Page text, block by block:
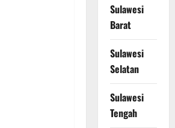
Sulawesi
Barat
Sulawesi
Selatan
Sulawesi
Tengah